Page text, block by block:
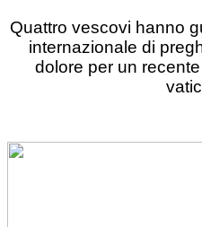
Quattro vescovi hanno
internazionale di
dolore per un